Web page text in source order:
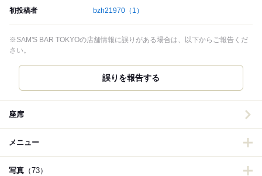
初投稿者 bzh21970 （1）
※SAM'S BAR TOKYOの店舗情報に誤りがある場合は、以下からご報告くだ
さい。
誤りを報告する
座席
メニュー
写真 （73）